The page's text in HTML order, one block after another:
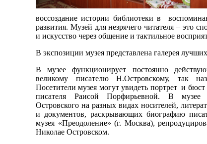
воссоздание истории библиотеки в
развития. Музей для незрячего читателя – это
и искусство через общение и тактильное
В экспозиции музея представлена галерея
В музее функционирует постоянно
великому писателю Н.Островскому, так
Посетители музея могут увидеть портрет и
писателя Раисой Порфирьевной. В музее
Островского на разных видах носителей,
и документов, раскрывающих биографию
музея «Преодоление» (г. Москва),
Николае Островском.